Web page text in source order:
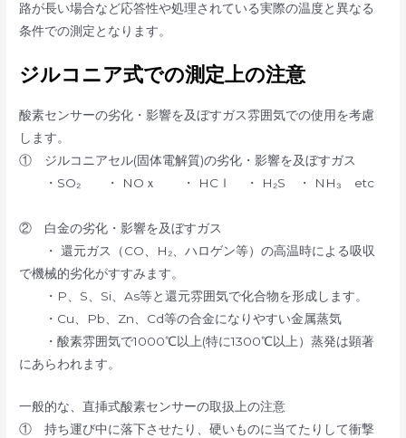
路が長い場合など応答性や処理されている実際の温度と異なる
条件での測定となります。
ジルコニア式での測定上の注意
酸素センサーの劣化・影響を及ぼすガス雰囲気での使用を考慮
します。
① ジルコニアセル(固体電解質)の劣化・影響を及ぼすガス
・SO₂ ・ NOｘ ・ HCｌ ・ H₂S ・ NH₃ etc
② 白金の劣化・影響を及ぼすガス
・ 還元ガス（CO、H₂、ハロゲン等）の高温時による吸収
で機械的劣化がすすみます。
・P、S、Si、As等と還元雰囲気で化合物を形成します。
・Cu、Pb、Zn、Cd等の合金になりやすい金属蒸気
・酸素雰囲気で1000℃以上(特に1300℃以上）蒸発は顕著
にあらわれます。
一般的な、直挿式酸素センサーの取扱上の注意
① 持ち運び中に落下させたり、硬いものに当てたりして衝撃